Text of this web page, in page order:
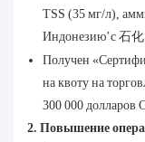
TSS (35 мг/л),
Индонезию’с 石化
Получен
на квоту на
300 000
2. Повышение